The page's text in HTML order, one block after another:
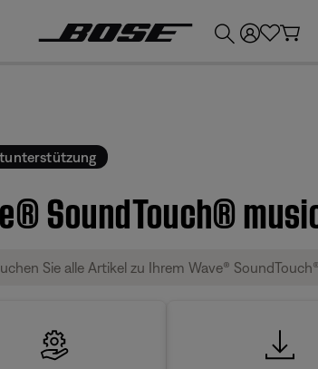
SoundTouch®